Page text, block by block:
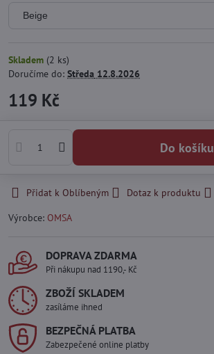
Skladem (2 ks)
Doručíme do: Středa 12.8.2026
119 Kč
Do košíku
Přidat k Oblíbeným Dotaz k produktu
Výrobce: OMSA
DOPRAVA ZDARMA
Při nákupu nad 1190,- Kč
ZBOŽÍ SKLADEM
zasíláme ihned
BEZPEČNÁ PLATBA
Zabezpečené online platby